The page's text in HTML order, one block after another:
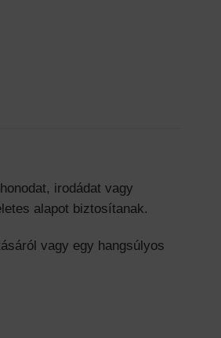
irodádat vagy
alapot biztosítanak.
vagy egy hangsúlyos